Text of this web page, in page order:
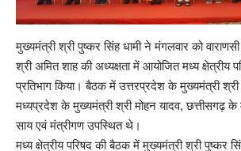
मुख्यमंत्री श्री पुष्कर सिंह धामी ने मंगलवार को
श्री अमित शाह की अध्यक्षता में आयोजित मध्य क्षेत्रीय
प्रतिभाग किया। बैठक में उत्तरप्रदेश के मुख्यमंत्री श्री
मध्यप्रदेश के मुख्यमंत्री श्री मोहन यादव, छत्तीसगढ़ के
साय एवं मंत्रीगण उपस्थित थे।
मध्य क्षेत्रीय परिषद की बैठक में मुख्यमंत्री श्री पुष्कर